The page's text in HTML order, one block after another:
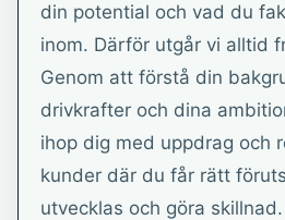
din potential och vad du
inom. Därför utgår vi alltid
Genom att förstå din
drivkrafter och dina
ihop dig med uppdrag och
kunder där du får rätt
utvecklas och göra